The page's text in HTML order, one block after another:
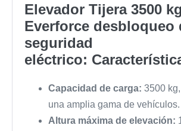
Elevador Tijera 3500 kg
Everforce desbloqueo
seguridad
eléctrico:
Capacidad de carga: 3500
una amplia gama de vehículos.
Altura máxima de elevación: